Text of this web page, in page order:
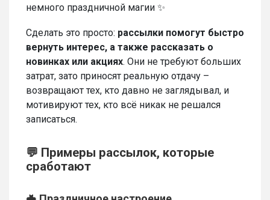
немного праздничной магии ✨
Сделать это просто: рассылки помогут быстро
вернуть интерес, а также рассказать о
новинках или акциях. Они не требуют больших
затрат, зато приносят реальную отдачу –
возвращают тех, кто давно не заглядывал, и
мотивируют тех, кто всё никак не решался
записаться.
💬 Примеры рассылок, которые
сработают